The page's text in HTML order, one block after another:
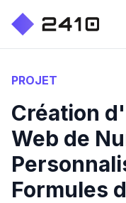
PROJET
Création
Web de
Formules